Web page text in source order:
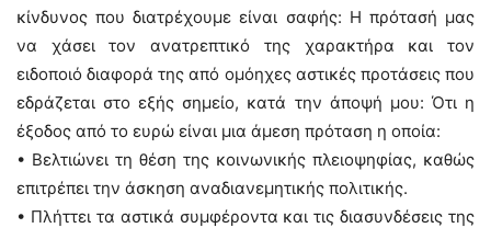
κίνδυνος που διατρέχουμε είναι σαφής: Η πρότασή μας
να χάσει τον ανατρεπτικό της χαρακτήρα και τον
ειδοποιό διαφορά της από ομόηχες αστικές προτάσεις που
εδράζεται στο εξής σημείο, κατά την άποψή μου: Ότι η
έξοδος από το ευρώ είναι μια άμεση πρόταση η οποία:
• Βελτιώνει τη θέση της κοινωνικής πλειοψηφίας, καθώς
επιτρέπει την άσκηση αναδιανεμητικής πολιτικής.
• Πλήττει τα αστικά συμφέροντα και τις διασυνδέσεις της